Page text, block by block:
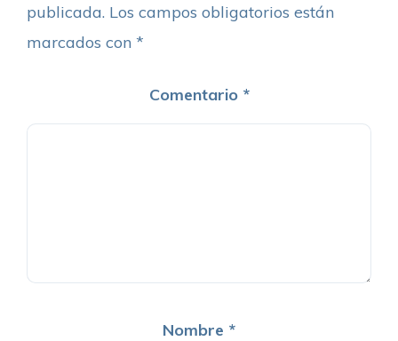
publicada. Los campos obligatorios están
marcados con *
Comentario *
Nombre *